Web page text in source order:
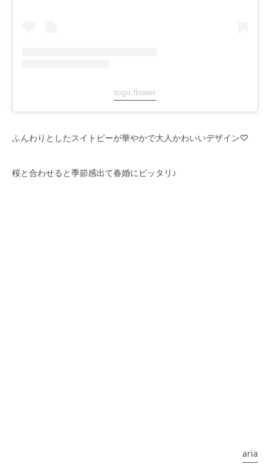
togo.flower
ふんわりとしたスイトピーが華やかで大人かわいいデザイン♡
桜と合わせると季節感出て春婚にピッタリ♪
aria